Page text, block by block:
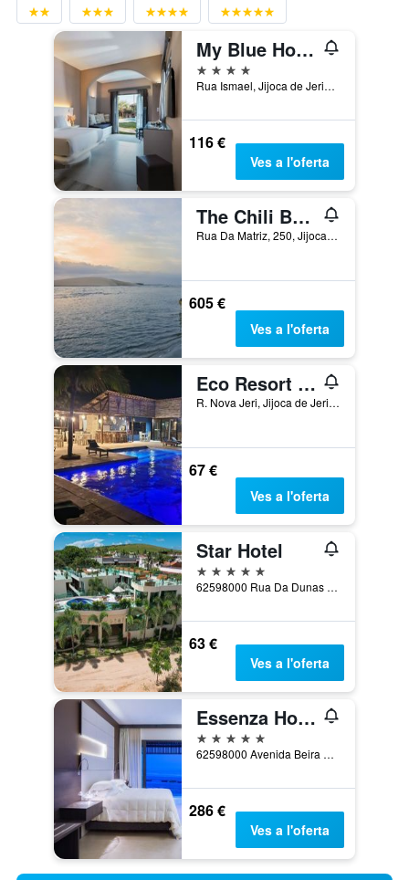
My Blue Hotel
4 estrelles
Rua Ismael, Jijoca de Jericoacoara, Brasil
116 €
Ves a l'oferta
The Chili Beach Private Resort
Rua Da Matriz, 250, Jijoca de Jericoacoara, Brasil
605 €
Ves a l'oferta
Eco Resort Vento Leste
R. Nova Jeri, Jijoca de Jericoacoara, Brasil
67 €
Ves a l'oferta
Star Hotel
5 estrelles
62598000 Rua Da Dunas Jijoca De Jericoacoara, Jijoca de Jericoacoara, Brasil
63 €
Ves a l'oferta
Essenza Hotel
5 estrelles
62598000 Avenida Beira Mar Jericoacoara, Brazil, Jijoca de Jericoacoara, Brasil
286 €
Ves a l'oferta